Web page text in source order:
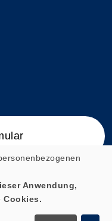
Anwendung,
Cookies.